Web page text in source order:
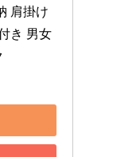
肩掛け
き 男女